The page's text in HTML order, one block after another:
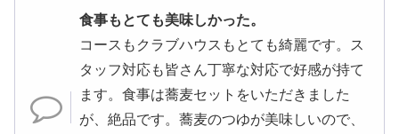
食事もとても美味しかった。
コースもクラブハウスもとても綺麗です。ス
タッフ対応も皆さん丁寧な対応で好感が持て
ます。食事は蕎麦セットをいただきました
が、絶品です。蕎麦のつゆが美味しいので、